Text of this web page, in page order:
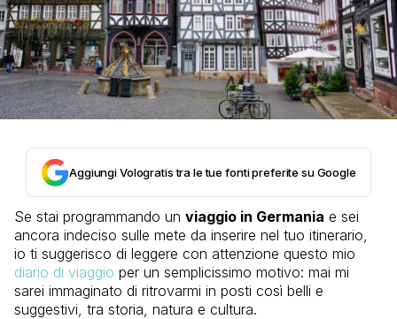
Aggiungi Vologratis tra le tue fonti preferite su Google
Se stai programmando un viaggio in Germania e sei
ancora indeciso sulle mete da inserire nel tuo itinerario,
io ti suggerisco di leggere con attenzione questo mio
diario di viaggio per un semplicissimo motivo: mai mi
sarei immaginato di ritrovarmi in posti così belli e
suggestivi, tra storia, natura e cultura.